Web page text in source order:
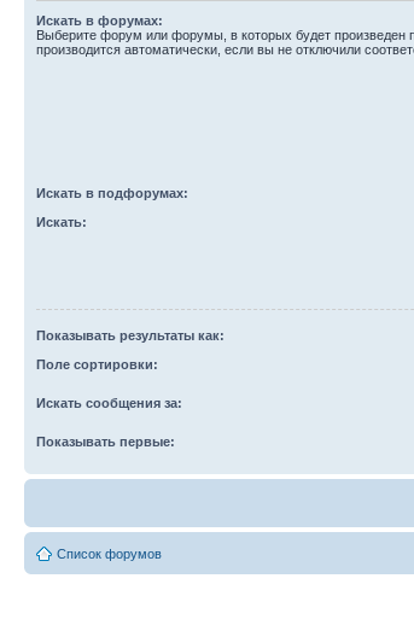
Искать в форумах:
Выберите форум или форумы, в которых будет произведен
производится автоматически, если вы не отключили
Искать в подфорумах:
Искать:
Показывать результаты как:
Поле сортировки:
Искать сообщения за:
Показывать первые:
Список форумов